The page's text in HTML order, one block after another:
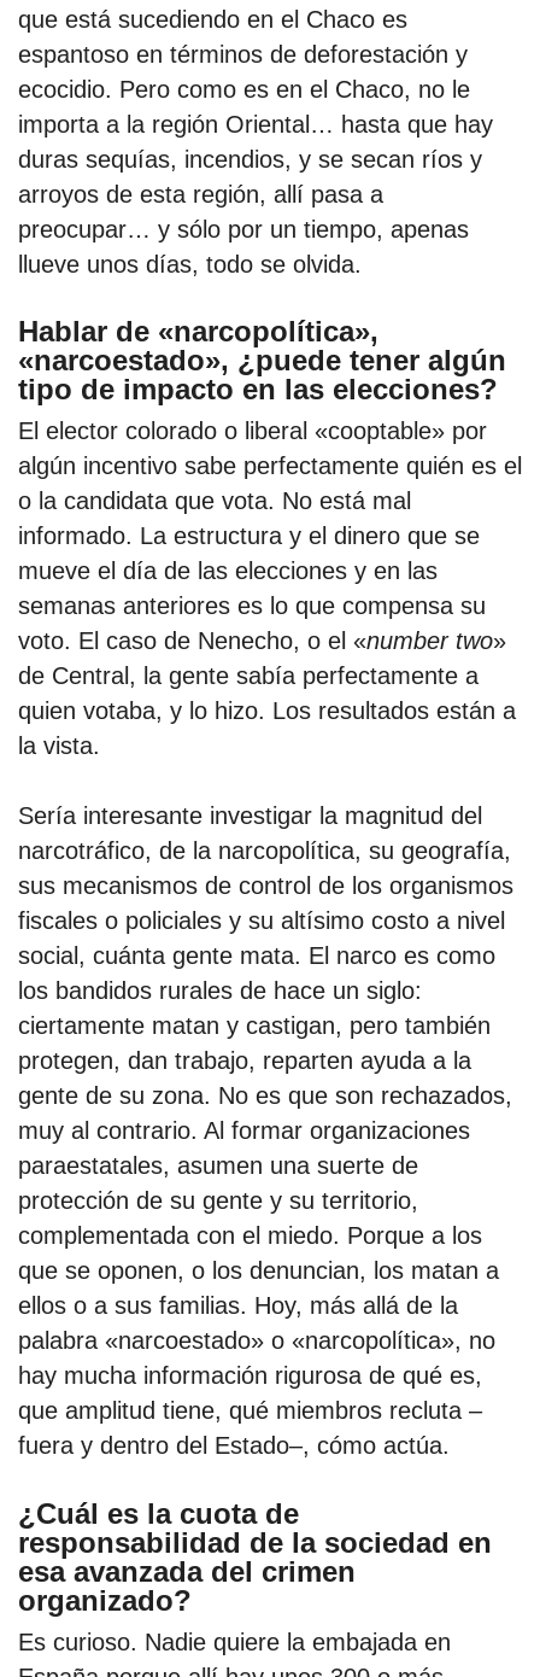
que está sucediendo en el Chaco es
espantoso en términos de deforestación y
ecocidio. Pero como es en el Chaco, no le
importa a la región Oriental… hasta que hay
duras sequías, incendios, y se secan ríos y
arroyos de esta región, allí pasa a
preocupar… y sólo por un tiempo, apenas
llueve unos días, todo se olvida.
Hablar de «narcopolítica»,
«narcoestado», ¿puede tener algún
tipo de impacto en las elecciones?
El elector colorado o liberal «cooptable» por
algún incentivo sabe perfectamente quién es el
o la candidata que vota. No está mal
informado. La estructura y el dinero que se
mueve el día de las elecciones y en las
semanas anteriores es lo que compensa su
voto. El caso de Nenecho, o el «number two»
de Central, la gente sabía perfectamente a
quien votaba, y lo hizo. Los resultados están a
la vista.
Sería interesante investigar la magnitud del
narcotráfico, de la narcopolítica, su geografía,
sus mecanismos de control de los organismos
fiscales o policiales y su altísimo costo a nivel
social, cuánta gente mata. El narco es como
los bandidos rurales de hace un siglo:
ciertamente matan y castigan, pero también
protegen, dan trabajo, reparten ayuda a la
gente de su zona. No es que son rechazados,
muy al contrario. Al formar organizaciones
paraestatales, asumen una suerte de
protección de su gente y su territorio,
complementada con el miedo. Porque a los
que se oponen, o los denuncian, los matan a
ellos o a sus familias. Hoy, más allá de la
palabra «narcoestado» o «narcopolítica», no
hay mucha información rigurosa de qué es,
que amplitud tiene, qué miembros recluta –
fuera y dentro del Estado–, cómo actúa.
¿Cuál es la cuota de
responsabilidad de la sociedad en
esa avanzada del crimen
organizado?
Es curioso. Nadie quiere la embajada en